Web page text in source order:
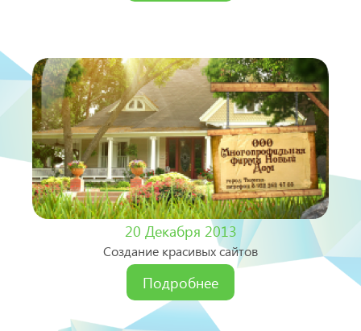
20 Декабря 2013
Создание красивых сайтов
Подробнее